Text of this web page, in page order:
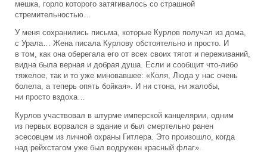
мешка, горло которого затягивалось со страшной
стремительностью…
У меня сохранились письма, которые Курлов получал из дома,
с Урала… Жена писала Курлову обстоятельно и просто. И
в том, как она оберегала его от всех своих тягот и переживаний,
видна была верная и добрая душа. Если и сообщит что-либо
тяжелое, так и то уже миновавшее: «Коля, Люда у нас очень
болела, а теперь опять бойкая». И ни стона, ни жалобы,
ни просто вздоха…
Курлов участвовал в штурме имперской канцелярии, одним
из первых ворвался в здание и был смертельно ранен
эсесовцем из личной охраны Гитлера. Это произошло, когда
над рейхстагом уже был водружен красный флаг».